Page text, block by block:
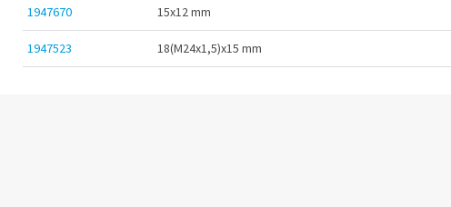
1947670 15x12 mm
1947523 18(M24x1,5)x15 mm